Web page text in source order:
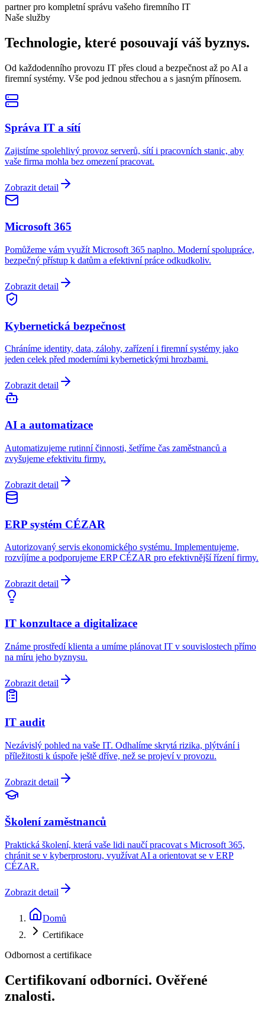
partner pro kompletní správu vašeho firemního IT
Naše služby
Technologie, které posouvají váš byznys.
Od každodenního provozu IT přes cloud a bezpečnost až po AI a
firemní systémy. Vše pod jednou střechou a s jasným přínosem.
Správa IT a sítí
Zajistíme spolehlivý provoz serverů, sítí i pracovních stanic, aby
vaše firma mohla bez omezení pracovat.
Zobrazit detail
Microsoft 365
Pomůžeme vám využít Microsoft 365 naplno. Moderní spolupráce,
bezpečný přístup k datům a efektivní práce odkudkoliv.
Zobrazit detail
Kybernetická bezpečnost
Chráníme identity, data, zálohy, zařízení i firemní systémy jako
jeden celek před moderními kybernetickými hrozbami.
Zobrazit detail
AI a automatizace
Automatizujeme rutinní činnosti, šetříme čas zaměstnanců a
zvyšujeme efektivitu firmy.
Zobrazit detail
ERP systém CÉZAR
Autorizovaný servis ekonomického systému. Implementujeme,
rozvíjíme a podporujeme ERP CÉZAR pro efektivnější řízení firmy.
Zobrazit detail
IT konzultace a digitalizace
Známe prostředí klienta a umíme plánovat IT v souvislostech přímo
na míru jeho byznysu.
Zobrazit detail
IT audit
Nezávislý pohled na vaše IT. Odhalíme skrytá rizika, plýtvání i
příležitosti k úspoře ještě dříve, než se projeví v provozu.
Zobrazit detail
Školení zaměstnanců
Praktická školení, která vaše lidi naučí pracovat s Microsoft 365,
chránit se v kyberprostoru, využívat AI a orientovat se v ERP
CÉZAR.
Zobrazit detail
Domů
Certifikace
Odbornost a certifikace
Certifikovaní odborníci. Ověřené
znalosti.